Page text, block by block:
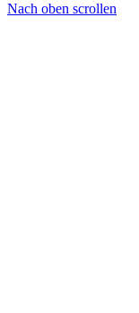
Nach oben scrollen